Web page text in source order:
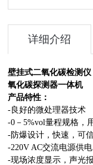
详细介绍
壁挂式二氧化碳检测
氧化碳探测器一体机
产品特性：
- 良好的微处理器技术
-0 －5%vol量程规格，
-防爆设计，快速，可
-220V AC交流电源供电
-现场浓度显示，声光